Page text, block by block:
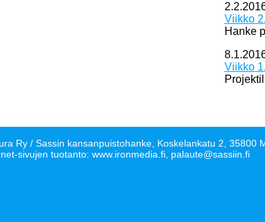
Viikko
Hanke
Viikko
Ry / Sassin kansanpuistohanke, Koskelankatu 2, 35800
sivujen tuotanto: www.ironmedia.fi, palaute@sassiin.fi